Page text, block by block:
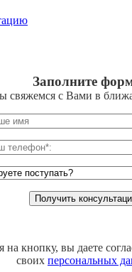
Заполните
свяжемся с Вами в
кнопку, вы даете
своих персональных